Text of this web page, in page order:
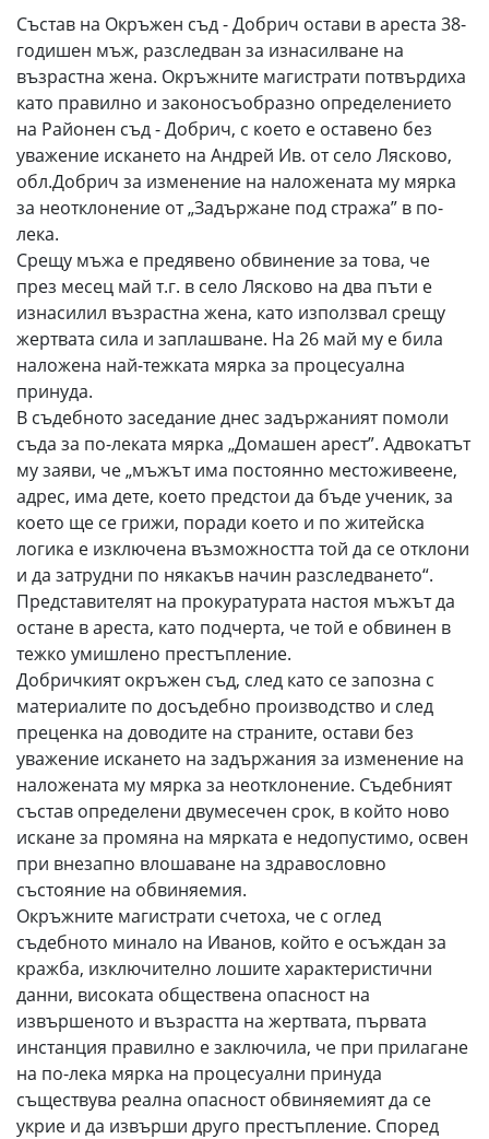
Състав на Окръжен съд - Добрич остави в ареста 38-
годишен мъж, разследван за изнасилване на
възрастна жена. Окръжните магистрати потвърдиха
като правилно и законосъобразно определението
на Районен съд - Добрич, с което е оставено без
уважение искането на Андрей Ив. от село Лясково,
обл.Добрич за изменение на наложената му мярка
за неотклонение от „Задържане под стража” в по-
лека.
Срещу мъжа е предявено обвинение за това, че
през месец май т.г. в село Лясково на два пъти е
изнасилил възрастна жена, като използвал срещу
жертвата сила и заплашване. На 26 май му е била
наложена най-тежката мярка за процесуална
принуда.
В съдебното заседание днес задържаният помоли
съда за по-леката мярка „Домашен арест”. Адвокатът
му заяви, че „мъжът има постоянно местоживеене,
адрес, има дете, което предстои да бъде ученик, за
което ще се грижи, поради което и по житейска
логика е изключена възможността той да се отклони
и да затрудни по някакъв начин разследването“.
Представителят на прокуратурата настоя мъжът да
остане в ареста, като подчерта, че той е обвинен в
тежко умишлено престъпление.
Добричкият окръжен съд, след като се запозна с
материалите по досъдебно производство и след
преценка на доводите на страните, остави без
уважение искането на задържания за изменение на
наложената му мярка за неотклонение. Съдебният
състав определени двумесечен срок, в който ново
искане за промяна на мярката е недопустимо, освен
при внезапно влошаване на здравословно
състояние на обвиняемия.
Окръжните магистрати счетоха, че с оглед
съдебното минало на Иванов, който е осъждан за
кражба, изключително лошите характеристични
данни, високата обществена опасност на
извършеното и възрастта на жертвата, първата
инстанция правилно е заключила, че при прилагане
на по-лека мярка на процесуални принуда
съществува реална опасност обвиняемият да се
укрие и да извърши друго престъпление. Според